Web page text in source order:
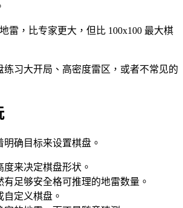
雷，比专家更大，但比 100x100 最大棋
练习大开局、高密度雷区，或者不常见的
确目标来设置棋盘。
度来决定棋盘形状。
有足够安全格可推理的地雷数量。
自定义棋盘。